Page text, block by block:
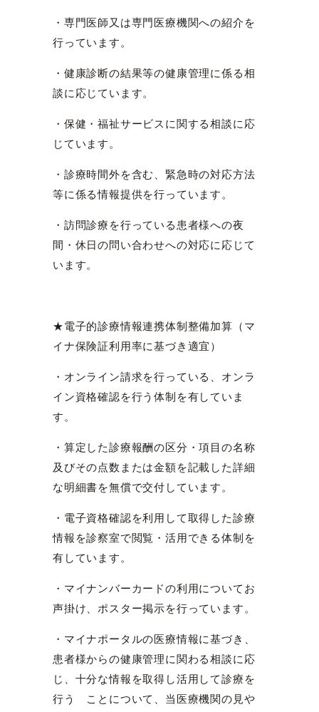
・専門医師又は専門医療機関への紹介を
行っています。
・健康診断の結果等の健康管理に係る相
談に応じています。
・保健・福祉サービスに関する相談に応
じています。
・診療時間外を含む、緊急時の対応方法
等に係る情報提供を行っています。
・訪問診療を行っている患者様への夜
間・休日の問い合わせへの対応に応じて
います。
★電子的診療情報連携体制整備加算（マ
イナ保険証利用率に基づき適宜）
・オンライン請求を行っている、オンラ
イン資格確認を行う体制を有していま
す。
・算定した診療報酬の区分・項目の名称
及びその点数または金額を記載した詳細
な明細書を無償で交付しています。
・電子資格確認を利用して取得した診療
情報を診察室で閲覧・活用できる体制を
有しています。
・マイナンバーカードの利用についてお
声掛け、ポスター掲示を行っています。
・マイナポータルの医療情報に基づき、
患者様からの健康管理に関わる相談に応
じ、十分な情報を取得し活用して診療を
行う ことについて、当医療機関の見や